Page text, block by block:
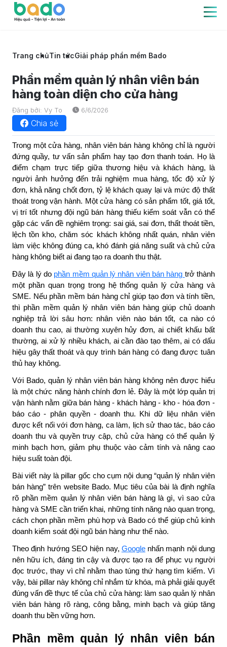
Trang chủTin tứcGiải pháp phần mềm Bado
Phần mềm quản lý nhân viên bán
hàng toàn diện cho cửa hàng
Đăng bởi: Vy To 6/6/2026
Chia sẻ
Trong một cửa hàng, nhân viên bán hàng không chỉ là người
đứng quầy, tư vấn sản phẩm hay tạo đơn thanh toán. Họ là
điểm chạm trực tiếp giữa thương hiệu và khách hàng, là
người ảnh hưởng đến trải nghiệm mua hàng, tốc độ xử lý
đơn, khả năng chốt đơn, tỷ lệ khách quay lại và mức độ thất
thoát trong vận hành. Một cửa hàng có sản phẩm tốt, giá tốt,
vị trí tốt nhưng đội ngũ bán hàng thiếu kiểm soát vẫn có thể
gặp các vấn đề nghiêm trọng: sai giá, sai đơn, thất thoát tiền,
lệch tồn kho, chăm sóc khách không nhất quán, nhân viên
làm việc không đúng ca, khó đánh giá năng suất và chủ cửa
hàng không biết ai đang tạo ra doanh thu thật.
Đây là lý do phần mềm quản lý nhân viên bán hàng trở thành
một phần quan trọng trong hệ thống quản lý cửa hàng và
SME. Nếu phần mềm bán hàng chỉ giúp tạo đơn và tính tiền,
thì phần mềm quản lý nhân viên bán hàng giúp chủ doanh
nghiệp trả lời sâu hơn: nhân viên nào bán tốt, ca nào có
doanh thu cao, ai thường xuyên hủy đơn, ai chiết khấu bất
thường, ai xử lý nhiều khách, ai cần đào tạo thêm, ai có dấu
hiệu gây thất thoát và quy trình bán hàng có đang được tuân
thủ hay không.
Với Bado, quản lý nhân viên bán hàng không nên được hiểu
là một chức năng hành chính đơn lẻ. Đây là một lớp quản trị
vận hành nằm giữa bán hàng - khách hàng - kho - hóa đơn -
báo cáo - phân quyền - doanh thu. Khi dữ liệu nhân viên
được kết nối với đơn hàng, ca làm, lịch sử thao tác, báo cáo
doanh thu và quyền truy cập, chủ cửa hàng có thể quản lý
minh bạch hơn, giảm phụ thuộc vào cảm tính và nâng cao
hiệu suất toàn đội.
Bài viết này là pillar gốc cho cụm nội dung “quản lý nhân viên
bán hàng” trên website Bado. Mục tiêu của bài là định nghĩa
rõ phần mềm quản lý nhân viên bán hàng là gì, vì sao cửa
hàng và SME cần triển khai, những tính năng nào quan trọng,
cách chọn phần mềm phù hợp và Bado có thể giúp chủ kinh
doanh kiểm soát đội ngũ bán hàng như thế nào.
Theo định hướng SEO hiện nay, Googlenhấn mạnh nội dung
nên hữu ích, đáng tin cậy và được tạo ra để phục vụ người
đọc trước, thay vì chỉ nhằm thao túng thứ hạng tìm kiếm. Vì
vậy, bài pillar này không chỉ nhắm từ khóa, mà phải giải quyết
đúng vấn đề thực tế của chủ cửa hàng: làm sao quản lý nhân
viên bán hàng rõ ràng, công bằng, minh bạch và giúp tăng
doanh thu bền vững hơn.
Phần mềm quản lý nhân viên bán